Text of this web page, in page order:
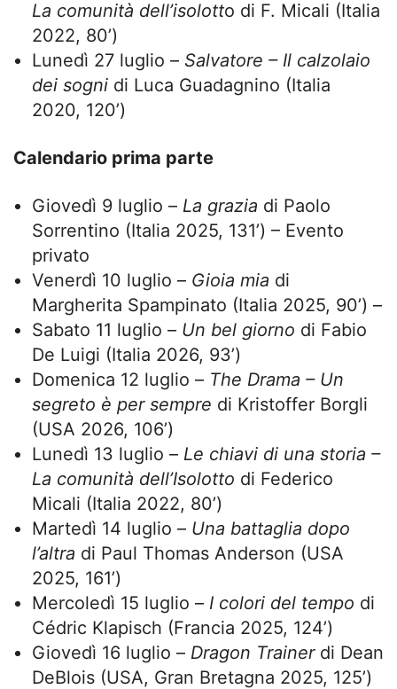
La comunità dell’isolotto di F. Micali (Italia
2022, 80’)
Lunedì 27 luglio – Salvatore – Il calzolaio
dei sogni di Luca Guadagnino (Italia
2020, 120’)
Calendario prima parte
Giovedì 9 luglio – La grazia di Paolo
Sorrentino (Italia 2025, 131’) – Evento
privato
Venerdì 10 luglio – Gioia mia di
Margherita Spampinato (Italia 2025, 90’) –
Sabato 11 luglio – Un bel giorno di Fabio
De Luigi (Italia 2026, 93’)
Domenica 12 luglio – The Drama – Un
segreto è per sempre di Kristoffer Borgli
(USA 2026, 106’)
Lunedì 13 luglio – Le chiavi di una storia –
La comunità dell’Isolotto di Federico
Micali (Italia 2022, 80’)
Martedì 14 luglio – Una battaglia dopo
l’altra di Paul Thomas Anderson (USA
2025, 161’)
Mercoledì 15 luglio – I colori del tempo di
Cédric Klapisch (Francia 2025, 124’)
Giovedì 16 luglio – Dragon Trainerdi Dean
DeBlois (USA, Gran Bretagna 2025, 125’)